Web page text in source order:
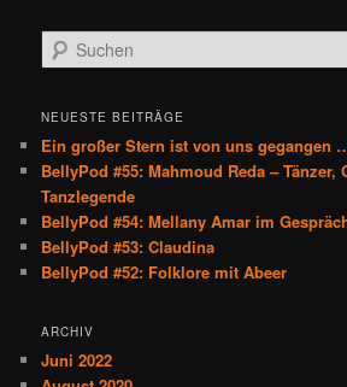
u
h
n
NEUESTE BEITRÄGE
Ein großer Stern ist von uns gegangen
BellyPod #55: Mahmoud Reda – Tänzer,
Tanzlegende
BellyPod #54: Mellany Amar im
BellyPod #53: Claudina
BellyPod #52: Folklore mit Abeer
ARCHIV
Juni 2022